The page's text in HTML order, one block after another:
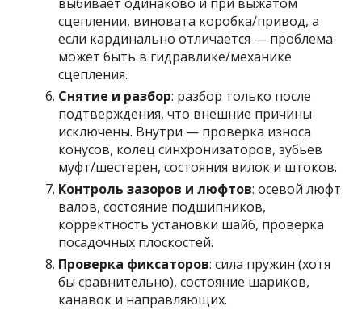
сцеплении, виновата коробка/привод, а
если кардинально отличается — проблема
может быть в гидравлике/механике
сцепления.
Снятие и разбор: разбор только после
подтверждения, что внешние причины
исключены. Внутри — проверка износа
конусов, колец синхронизаторов, зубьев
муфт/шестерен, состояния вилок и штоков.
Контроль зазоров и люфтов: осевой люфт
валов, состояние подшипников,
корректность установки шайб, проверка
посадочных плоскостей.
Проверка фиксаторов: сила пружин (хотя
бы сравнительно), состояние шариков,
канавок и направляющих.